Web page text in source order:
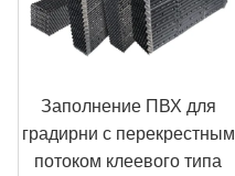
Заполнение ПВХ для
градирни с перекрестным
потоком клеевого типа